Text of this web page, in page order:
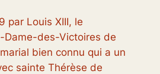
par Louis XIII, le
Dame-des-Victoires de
bien connu qui a un
sainte Thérèse de